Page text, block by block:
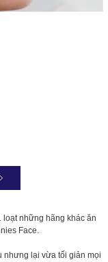
loạt những hãng khác ăn
Face.
nhưng lại vừa tối giản mọi